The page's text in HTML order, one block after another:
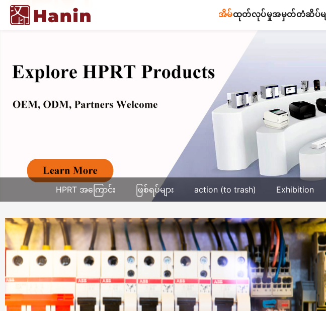
အိမ်ထုတ်လုပ်မှုအမှတ်တံဆိပ်မျ
HPRT အကြောင်း ဖြစ်ရပ်များ action (to trash) Exhibition